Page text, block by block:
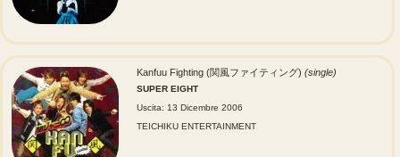
Kanfuu Fighting (関風ファイティング) (single)
SUPER EIGHT
Uscita: 13 Dicembre 2006
TEICHIKU ENTERTAINMENT